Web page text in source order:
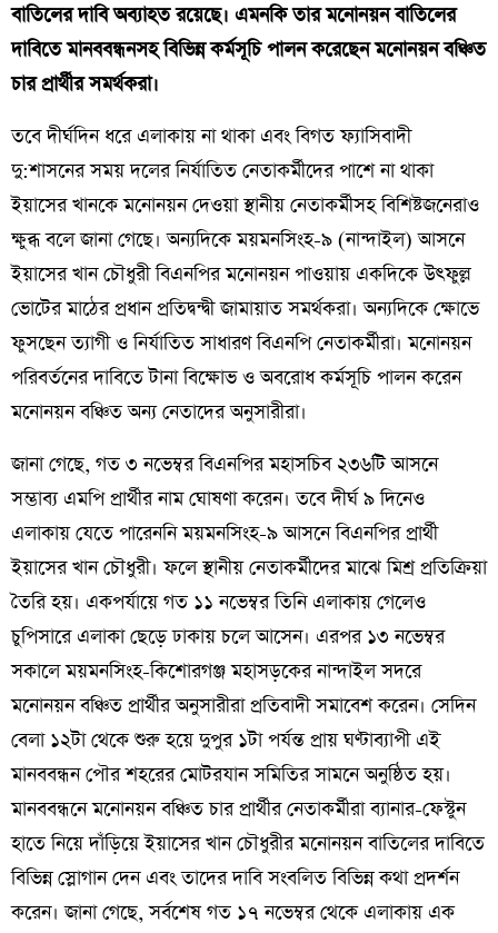
বাতিলের দাবি অব্যাহত রয়েছে। এমনকি তার মনোনয়ন বাতিলের
দাবিতে মানববন্ধনসহ বিভিন্ন কর্মসূচি পালন করেছেন মনোনয়ন বঞ্চিত
চার প্রার্থীর সমর্থকরা।
তবে দীর্ঘদিন ধরে এলাকায় না থাকা এবং বিগত ফ্যাসিবাদী
দু:শাসনের সময় দলের নির্যাতিত নেতাকর্মীদের পাশে না থাকা
ইয়াসের খানকে মনোনয়ন দেওয়া স্থানীয় নেতাকর্মীসহ বিশিষ্টজনেরাও
ক্ষুব্ধ বলে জানা গেছে। অন্যদিকে ময়মনসিংহ-৯ (নান্দাইল) আসনে
ইয়াসের খান চৌধুরী বিএনপির মনোনয়ন পাওয়ায় একদিকে উৎফুল্ল
ভোটের মাঠের প্রধান প্রতিদ্বন্দ্বী জামায়াত সমর্থকরা। অন্যদিকে ক্ষোভে
ফুসছেন ত্যাগী ও নির্যাতিত সাধারণ বিএনপি নেতাকর্মীরা। মনোনয়ন
পরিবর্তনের দাবিতে টানা বিক্ষোভ ও অবরোধ কর্মসূচি পালন করেন
মনোনয়ন বঞ্চিত অন্য নেতাদের অনুসারীরা।
জানা গেছে, গত ৩ নভেম্বর বিএনপির মহাসচিব ২৩৬টি আসনে
সম্ভাব্য এমপি প্রার্থীর নাম ঘোষণা করেন। তবে দীর্ঘ ৯ দিনেও
এলাকায় যেতে পারেননি ময়মনসিংহ-৯ আসনে বিএনপির প্রার্থী
ইয়াসের খান চৌধুরী। ফলে স্থানীয় নেতাকর্মীদের মাঝে মিশ্র প্রতিক্রিয়া
তৈরি হয়। একপর্যায়ে গত ১১ নভেম্বর তিনি এলাকায় গেলেও
চুপিসারে এলাকা ছেড়ে ঢাকায় চলে আসেন। এরপর ১৩ নভেম্বর
সকালে ময়মনসিংহ-কিশোরগঞ্জ মহাসড়কের নান্দাইল সদরে
মনোনয়ন বঞ্চিত প্রার্থীর অনুসারীরা প্রতিবাদী সমাবেশ করেন। সেদিন
বেলা ১২টা থেকে শুরু হয়ে দুপুর ১টা পর্যন্ত প্রায় ঘণ্টাব্যাপী এই
মানববন্ধন পৌর শহরের মোটরযান সমিতির সামনে অনুষ্ঠিত হয়।
মানববন্ধনে মনোনয়ন বঞ্চিত চার প্রার্থীর নেতাকর্মীরা ব্যানার-ফেস্টুন
হাতে নিয়ে দাঁড়িয়ে ইয়াসের খান চৌধুরীর মনোনয়ন বাতিলের দাবিতে
বিভিন্ন স্লোগান দেন এবং তাদের দাবি সংবলিত বিভিন্ন কথা প্রদর্শন
করেন। জানা গেছে, সর্বশেষ গত ১৭ নভেম্বর থেকে এলাকায় এক